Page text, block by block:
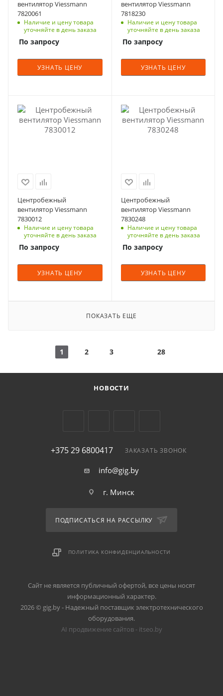
вентилятор Viessmann
7820061
Наличие и цену товара
уточняйте в день заказа
По запросу
УЗНАТЬ ЦЕНУ
вентилятор Viessmann
7818230
Наличие и цену товара
уточняйте в день заказа
По запросу
УЗНАТЬ ЦЕНУ
Центробежный
вентилятор Viessmann
7830012
Наличие и цену товара
уточняйте в день заказа
По запросу
УЗНАТЬ ЦЕНУ
Центробежный
вентилятор Viessmann
7830248
Наличие и цену товара
уточняйте в день заказа
По запросу
УЗНАТЬ ЦЕНУ
ПОКАЗАТЬ ЕЩЕ
1 2 3 28
НОВОСТИ
+375 29 6800417 ЗАКАЗАТЬ ЗВОНОК
info@gig.by
г. Минск
ПОДПИСАТЬСЯ НА РАССЫЛКУ
ПОЛИТИКА КОНФИДЕНЦИАЛЬНОСТИ
Сайт не является публичный офертой, все цены носят
информационный характер.
2026 © gig.by - Надежный поставщик электротехнического
оборудования.
AI продвижение сайтов - itseo.by